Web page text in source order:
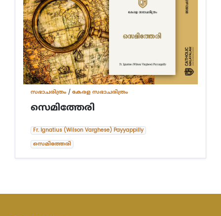
സഭാചരിത്രം /കേരള സഭാചരിത്രം
സെമിത്തേരി
Fr. Ignatius (Wilson Varghese) Payyappilly
സെമിത്തേരി